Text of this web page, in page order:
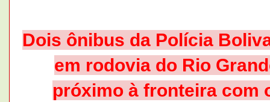
Dois ônibus da Polícia
em rodovia do Rio
próximo à fronteira com